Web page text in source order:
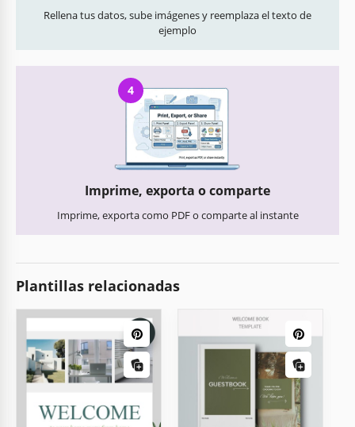
Rellena tus datos, sube imágenes y reemplaza el texto de
ejemplo
4
Imprime, exporta o comparte
Imprime, exporta como PDF o comparte al instante
Plantillas relacionadas